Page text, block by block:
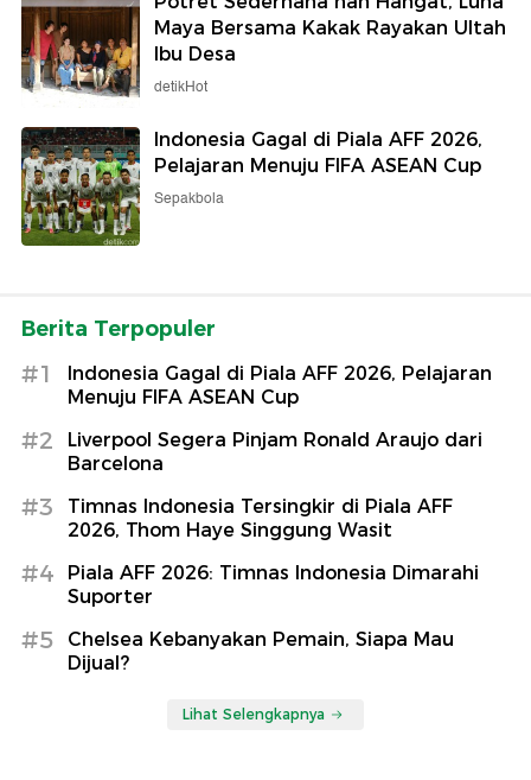
Maya Bersama Kakak Rayakan Ultah
Ibu Desa
detikHot
Indonesia Gagal di Piala AFF 2026,
Pelajaran Menuju FIFA ASEAN Cup
Sepakbola
Berita Terpopuler
#1
Indonesia Gagal di Piala AFF 2026, Pelajaran
Menuju FIFA ASEAN Cup
#2
Liverpool Segera Pinjam Ronald Araujo dari
Barcelona
#3
Timnas Indonesia Tersingkir di Piala AFF
2026, Thom Haye Singgung Wasit
#4
Piala AFF 2026: Timnas Indonesia Dimarahi
Suporter
#5
Chelsea Kebanyakan Pemain, Siapa Mau
Dijual?
Lihat Selengkapnya